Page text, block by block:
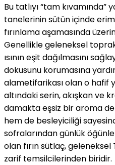
Bu tatlıyı “tam kıvamında”
tanelerinin sütün içinde
fırınlama aşamasında
Genellikle geleneksel
ısının eşit dağılmasını
dokusunu korumasına
alametifarikası olan o hafif
altındaki serin, akışkan ve
damakta eşsiz bir aroma
hem de besleyiciliği
sofralarından günlük
olan fırın sütlaç,
zarif temsilcilerinden biridir.